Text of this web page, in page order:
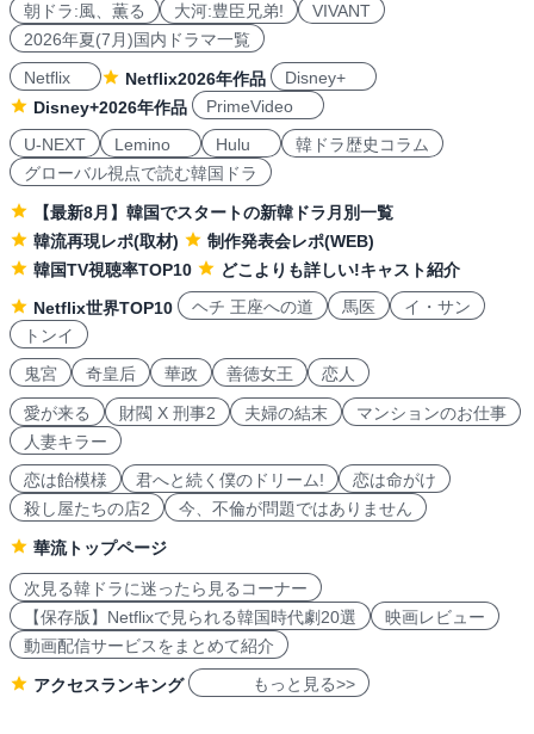
朝ドラ:風、薫る 大河:豊臣兄弟!
VIVANT
2026年夏(7月)国内ドラマ一覧
Netflix
Netflix2026年作品
Disney+
Disney+2026年作品
PrimeVideo
U-NEXT
Lemino Hulu
韓ドラ歴史コラム
グローバル視点で読む韓国ドラ
【最新8月】韓国でスタートの新韓ドラ月別一覧
韓流再現レポ(取材)
制作発表会レポ(WEB)
韓国TV視聴率TOP10
どこよりも詳しい!キャスト紹介
Netflix世界TOP10
ヘチ 王座への道 馬医
イ・サン
トンイ
鬼宮
奇皇后 華政 善徳女王 恋人
愛が来る 財閥 X 刑事2 夫婦の結末
マンションのお仕事
人妻キラー
恋は飴模様
君へと続く僕のドリーム!
恋は命がけ
殺し屋たちの店2
今、不倫が問題ではありません
華流トップページ
次見る韓ドラに迷ったら見るコーナー
【保存版】Netflixで見られる韓国時代劇20選
映画レビュー
動画配信サービスをまとめて紹介
アクセスランキング もっと見る>>